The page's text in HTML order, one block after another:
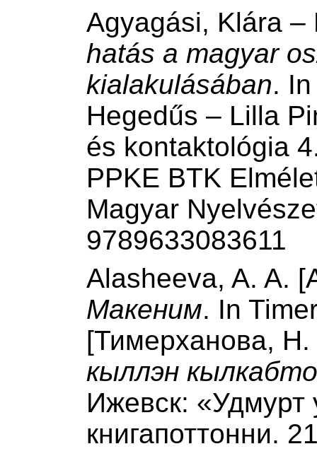
Agyagási, Klára
hatás a magyar
kialakulásában.
Hegedűs – Lilla
és kontaktológia
PPKE BTK
Magyar
9789633083611
Alasheeva, A. A.
Макеним. In
[Тимерханова,
кыллэн
Ижевск: «Удмурт
книгапоттонни.